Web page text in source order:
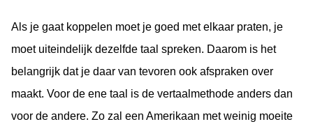
Als je gaat koppelen moet je goed met elkaar praten, je
moet uiteindelijk dezelfde taal spreken. Daarom is het
belangrijk dat je daar van tevoren ook afspraken over
maakt. Voor de ene taal is de vertaalmethode anders dan
voor de andere. Zo zal een Amerikaan met weinig moeite